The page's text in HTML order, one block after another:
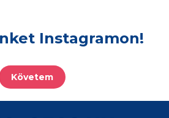
Instagramon!
Követem